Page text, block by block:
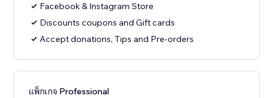
Facebook & Instagram Store
Discounts coupons and Gift cards
Accept donations, Tips and Pre-orders
แพ็กเกจ Professional